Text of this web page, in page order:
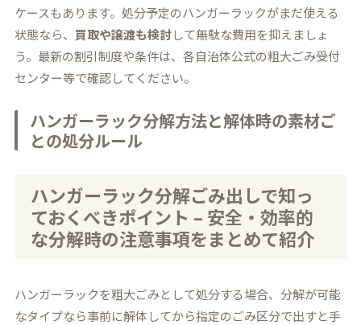
ケースもあります。処分予定のハンガーラックがまだ使える
状態なら、 買取や譲渡も検討して無駄な費用を抑えましょ
う。最新の割引制度や条件は、各自治体公式の粗大ごみ受付
センター等で確認してください。
ハンガーラック分解方法と解体時の素材ご
との処分ルール
ハンガーラック分解ごみ出しで知っ
ておくべきポイント – 安全・効率的
な分解時の注意事項をまとめて紹介
ハンガーラックを粗大ごみとして処分する場合、分解が可能
なタイプなら事前に解体してから指定のごみ区分で出すと手